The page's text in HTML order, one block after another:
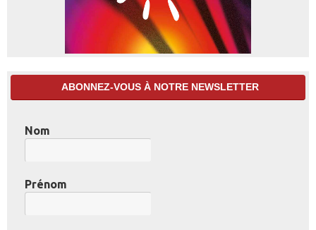
ABONNEZ-VOUS À NOTRE NEWSLETTER
Nom
Prénom